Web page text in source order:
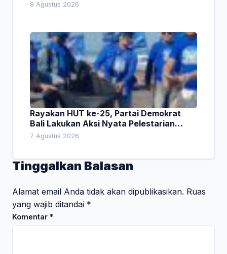
8 Agustus 2026
Rayakan HUT ke-25, Partai Demokrat
Bali Lakukan Aksi Nyata Pelestarian
Lingkungan
7 Agustus 2026
Tinggalkan Balasan
Alamat email Anda tidak akan dipublikasikan. Ruas
yang wajib ditandai *
Komentar *